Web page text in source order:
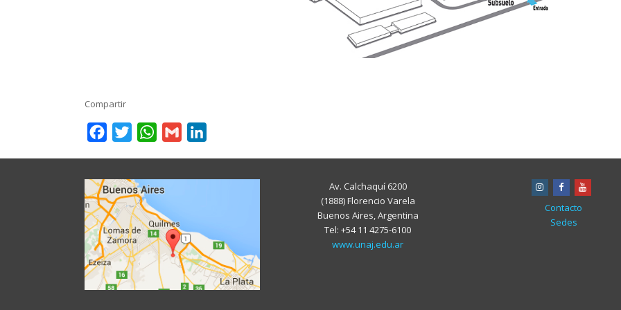
Compartir
FacebookTwitterWhatsApp
Gmail
Av. Calchaquí 6200
(1888) Florencio Varela
Buenos Aires, Argentina
Tel: +54 11 4275-6100
www.unaj.edu.ar
instagram
facebookyoutube
Contacto
Sedes